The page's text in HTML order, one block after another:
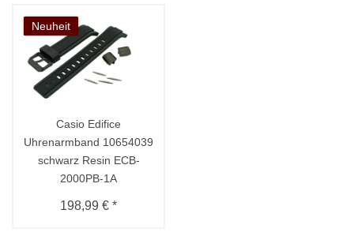
Neuheit
Casio Edifice
Uhrenarmband 10654039
schwarz Resin ECB-
2000PB-1A
198,99 € *